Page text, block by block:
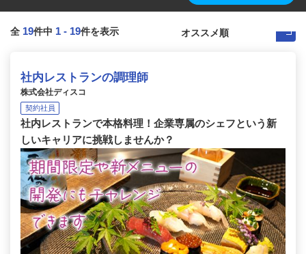
全 19件中 1 - 19件を表示
社内レストランの調理師
株式会社ディスコ
契約社員
社内レストランで本格料理！企業専属のシェフという新
しいキャリアに挑戦しませんか？